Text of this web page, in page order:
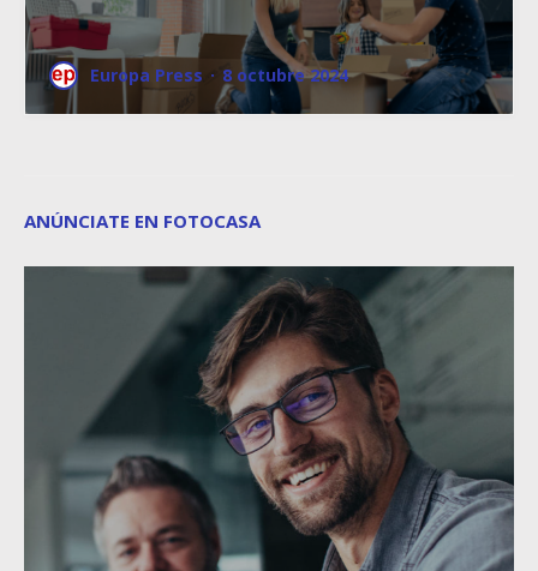
Europa Press · 8 octubre 2024
ANÚNCIATE EN FOTOCASA